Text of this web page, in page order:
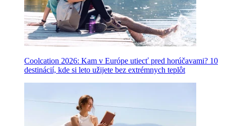
Coolcation 2026: Kam v Európe utiecť pred horúčavami? 10
destinácií, kde si leto užijete bez extrémnych teplôt